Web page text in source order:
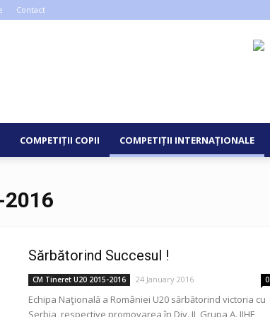
Contact
COMPETIȚII COPII COMPETIȚII INTERNAȚIONALE
2016
Sărbătorind Succesul !
CM Tineret U20 2015-2016 24 January 2016 0
Echipa Naţională a României U20 sărbătorind victoria cu
Serbia, respective promovarea în Div. II, Grupa A. IIHF